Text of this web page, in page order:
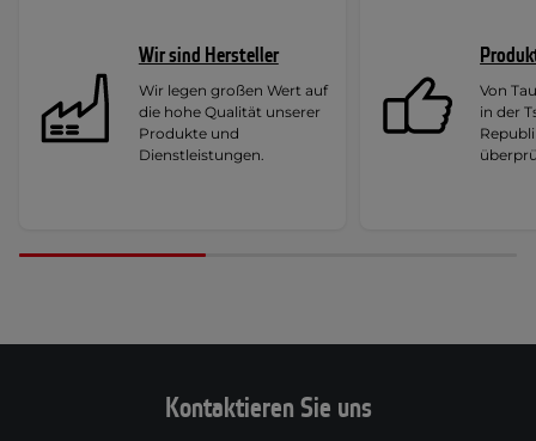
Wir sind Hersteller
Wir legen großen Wert auf
die hohe Qualität unserer
Produkte und
Dienstleistungen.
Von
in der
Kontaktieren Sie uns